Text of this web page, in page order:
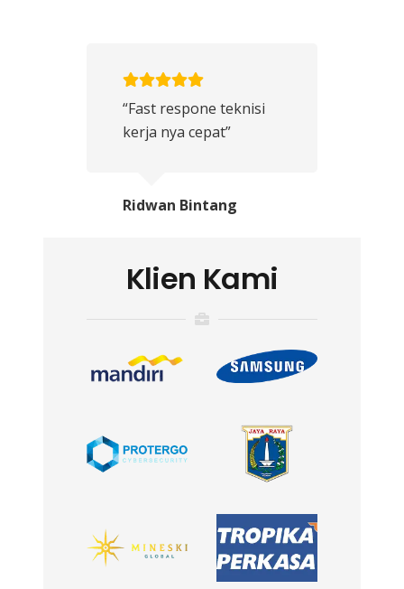
“Fast respone teknisi
kerja nya cepat”
Ridwan Bintang
Klien Kami